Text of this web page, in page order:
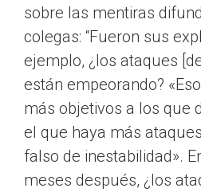
sobre las mentiras
colegas: “Fueron sus
ejemplo, ¿los ataques
están empeorando?
más objetivos a los que
el que haya más
falso de inestabilidad».
meses después, ¿los